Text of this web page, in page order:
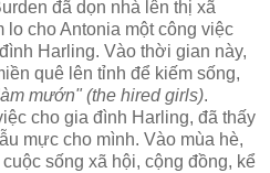
đã dọn nhà lên thị xã
lo cho Antonia một công việc
Harling. Vào thời gian này,
quê lên tỉnh để kiếm sống,
mướn" (the hired girls).
cho gia đình Harling, đã thấy
mực cho mình. Vào mùa hè,
sống xã hội, cộng đồng, kể